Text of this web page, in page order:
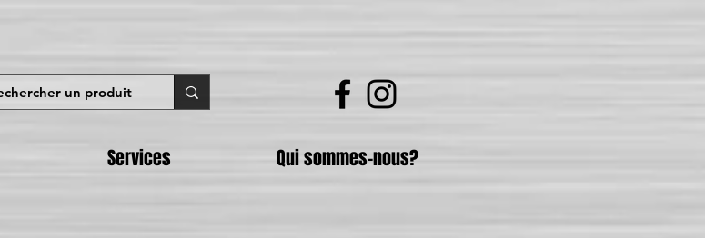
Services Qui sommes-nous?